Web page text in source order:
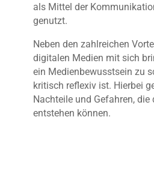
als Mittel der
genutzt.
Neben den zahlreichen
digitalen Medien mit sich
ein Medienbewusstsein zu
kritisch reflexiv ist. Hierbei
Nachteile und Gefahren,
entstehen können.